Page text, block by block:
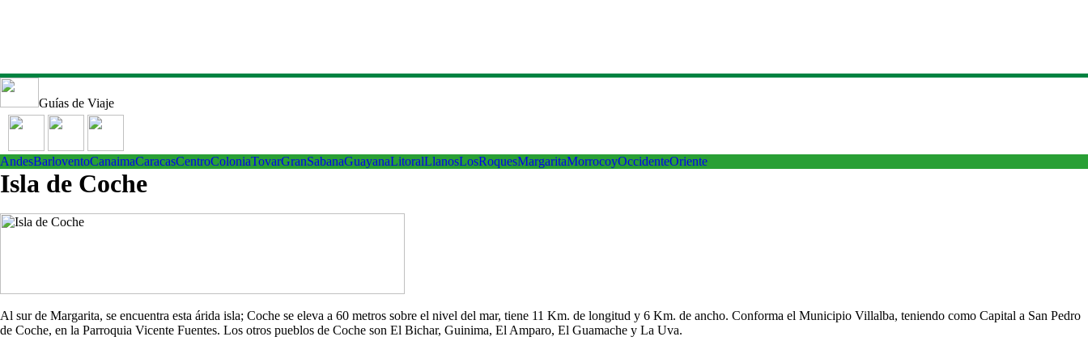
Guías de Viaje
AndesBarloventoCanaimaCaracasCentroColoniaTovarGranSabanaGuayanaLitoralLlanosLosRoquesMargaritaMorrocoyOccidenteOriente
Isla de Coche
Al sur de Margarita, se encuentra esta árida isla; Coche se eleva a 60 metros sobre el nivel del mar, tiene 11 Km. de longitud y 6 Km. de ancho. Conforma el Municipio Villalba, teniendo como Capital a San Pedro
de Coche, en la Parroquia Vicente Fuentes. Los otros pueblos de Coche son El Bichar, Guinima, El Amparo, El Guamache y La Uva.